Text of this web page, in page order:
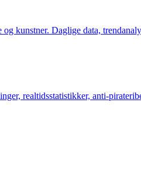
kunstner. Daglige data,
realtidsstatistikker, anti-